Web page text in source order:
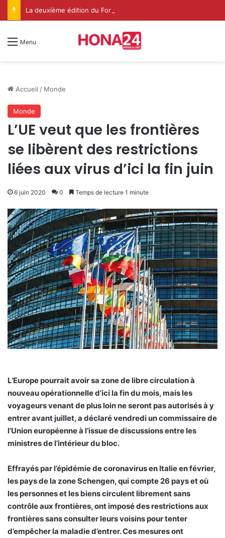
Menu
Accueil / Monde
Monde
L’UE veut que les frontières
se libèrent des restrictions
liées aux virus d’ici la fin juin
6 juin 2020 0 Temps de lecture 1 minute
L’Europe pourrait avoir sa zone de libre circulation à
nouveau opérationnelle d’ici la fin du mois, mais les
voyageurs venant de plus loin ne seront pas autorisés à y
entrer avant juillet, a déclaré vendredi un commissaire de
l’Union européenne à l’issue de discussions entre les
ministres de l’intérieur du bloc.
Effrayés par l’épidémie de coronavirus en Italie en février,
les pays de la zone Schengen, qui compte 26 pays et où
les personnes et les biens circulent librement sans
contrôle aux frontières, ont imposé des restrictions aux
frontières sans consulter leurs voisins pour tenter
d’empêcher la maladie d’entrer. Ces mesures ont